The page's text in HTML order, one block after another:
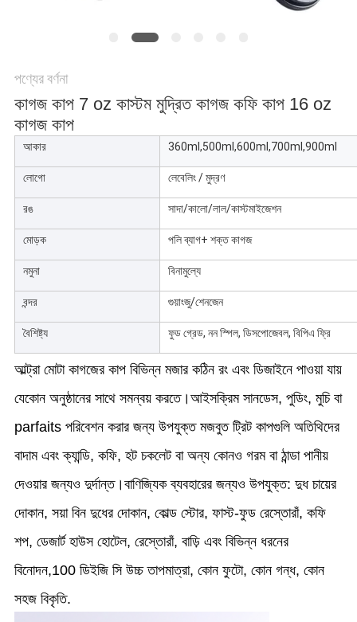
পণ্যের বর্ণনা
কাগজ কাপ 7 oz কাস্টম মুদ্রিত কাগজ কফি কাপ 16 oz
কাগজ কাপ
আকার 360ml,500ml,600ml,700ml,900ml
লোগো লেবেলিং / মুদ্রণ
রঙ সাদা/কালো/লাল/কাস্টমাইজেশন
মোড়ক পলি ব্যাগ+ শক্ত কাগজ
নমুনা বিনামুল্যে
বন্দর গুয়াংজু/শেনজেন
বৈশিষ্ট্য ফুড গ্রেড, নন স্পিল, ডিসপোজেবল, বিপিএ ফ্রি
আল্ট্রা মোটা কাগজের কাপ বিভিন্ন মজার কঠিন রং এবং ডিজাইনে পাওয়া যায়
যেকোন অনুষ্ঠানের সাথে সমন্বয় করতে।আইসক্রিম সানডেস, পুডিং, মুচি বা
parfaits পরিবেশন করার জন্য উপযুক্ত মজবুত ট্রিট কাপগুলি অতিথিদের
বাদাম এবং ক্যান্ডি, কফি, হট চকলেট বা অন্য কোনও গরম বা ঠান্ডা পানীয়
দেওয়ার জন্যও দুর্দান্ত।বাণিজ্যিক ব্যবহারের জন্যও উপযুক্ত: দুধ চায়ের
দোকান, সয়া বিন দুধের দোকান, কোল্ড স্টোর, ফাস্ট-ফুড রেস্তোরাঁ, কফি
শপ, ডেজার্ট হাউস হোটেল, রেস্তোরাঁ, বাড়ি এবং বিভিন্ন ধরনের
বিনোদন,100 ডিইজি সি উচ্চ তাপমাত্রা, কোন ফুটো, কোন গন্ধ, কোন
সহজ বিকৃতি.